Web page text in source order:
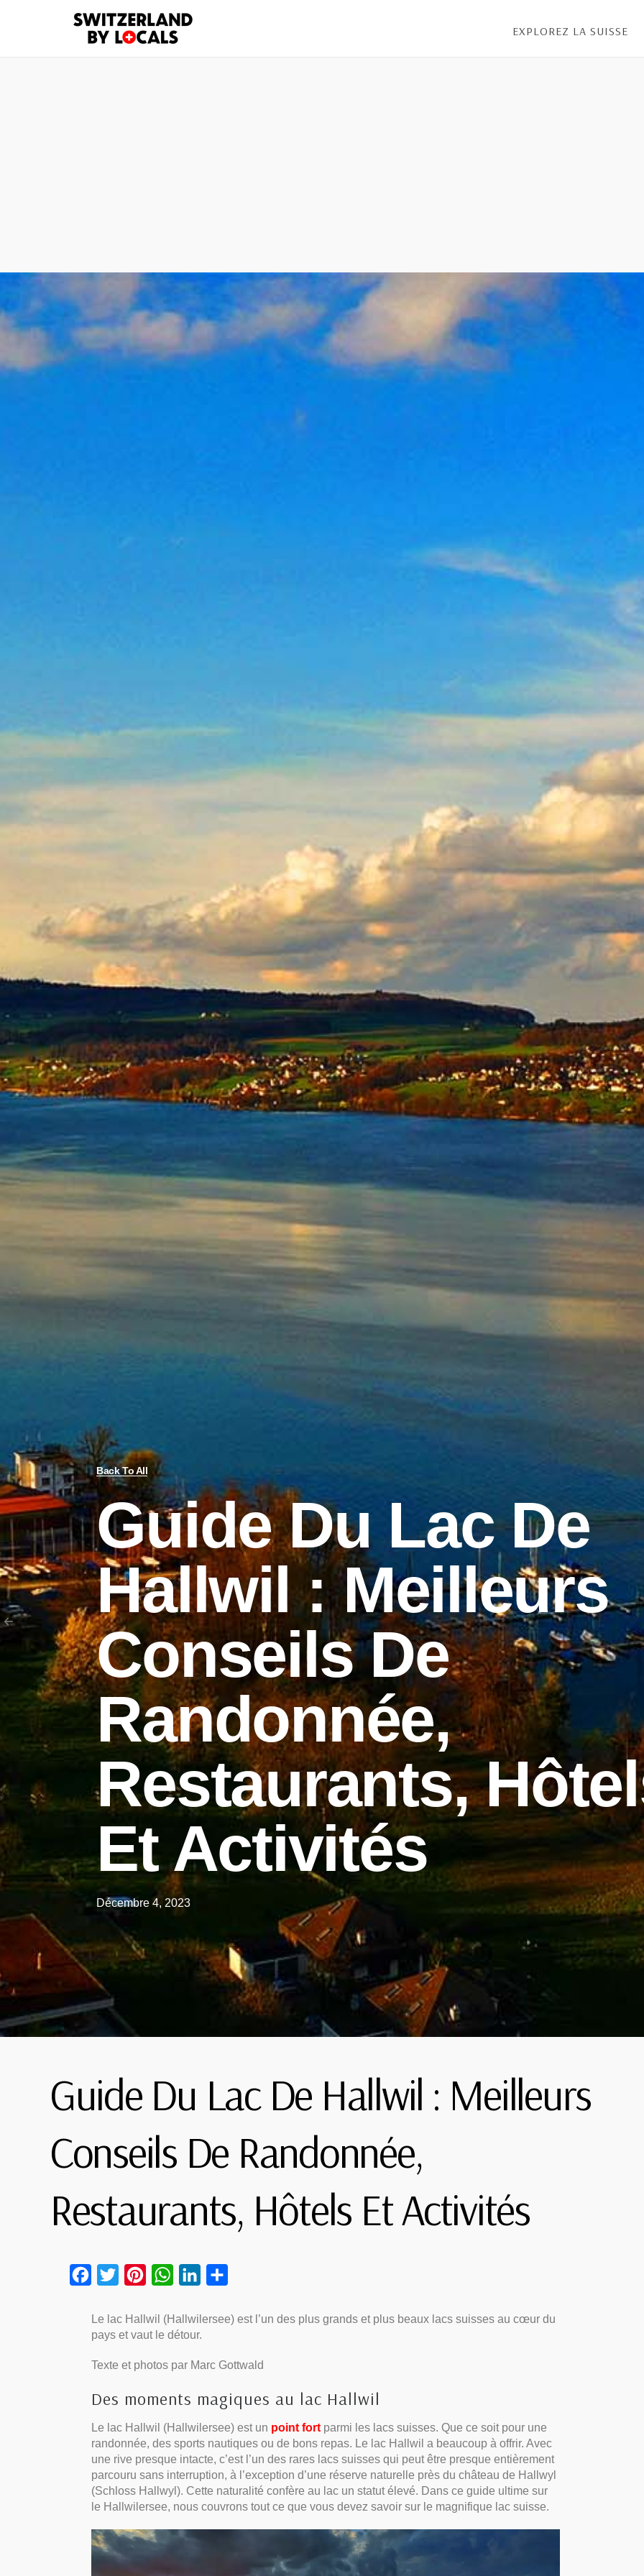
EXPLOREZ LA SUISSE
Back To All
Guide Du Lac De
Hallwil : Meilleurs
Conseils De
Randonnée,
Restaurants,
Et Activités
Décembre 4, 2023
Guide Du Lac De Hallwil : Meilleurs
Conseils De Randonnée,
Restaurants, Hôtels Et Activités
FacebookTwitterPinterestWhatsApp
LinkedIn
Le lac Hallwil (Hallwilersee) est l’un des plus grands et plus beaux lacs suisses au cœur du
pays et vaut le détour.
Texte et photos par Marc Gottwald
Des moments magiques au lac Hallwil
Le lac Hallwil (Hallwilersee) est un point fortparmi les lacs suisses. Que ce soit pour une
randonnée, des sports nautiques ou de bons repas. Le lac Hallwil a beaucoup à offrir. Avec
une rive presque intacte, c’est l’un des rares lacs suisses qui peut être presque entièrement
parcouru sans interruption, à l’exception d’une réserve naturelle près du château de Hallwyl
(Schloss Hallwyl). Cette naturalité confère au lac un statut élevé. Dans ce guide ultime sur
le Hallwilersee, nous couvrons tout ce que vous devez savoir sur le magnifique lac suisse.